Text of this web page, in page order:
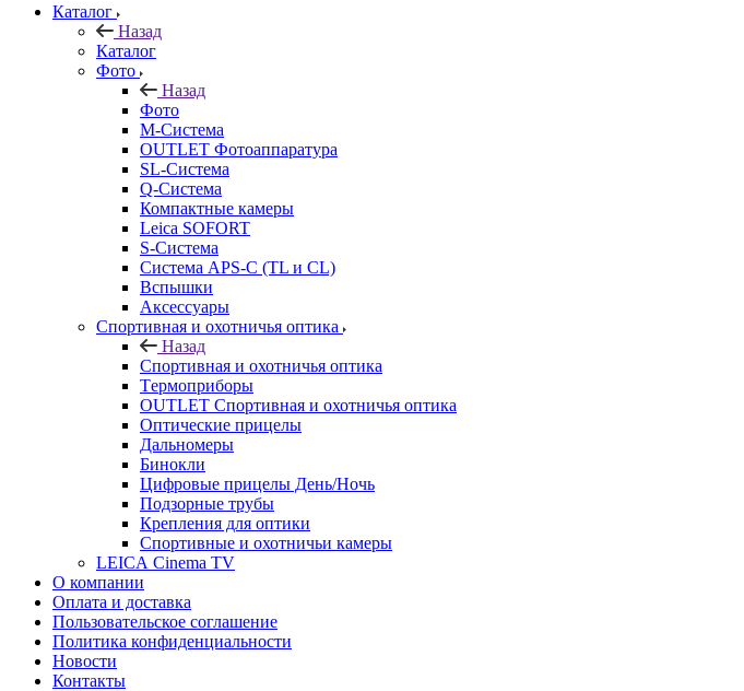
Каталог
Назад
Каталог
Фото
Назад
Фото
M-Система
OUTLET Фотоаппаратура
SL-Система
Q-Cистема
Компактные камеры
Leica SOFORT
S-Система
Система APS-C (TL и CL)
Вспышки
Аксессуары
Спортивная и охотничья оптика
Назад
Спортивная и охотничья оптика
Tермоприборы
OUTLET Спортивная и охотничья оптика
Оптические прицелы
Дальномеры
Бинокли
Цифровые прицелы День/Ночь
Подзорные трубы
Крепления для оптики
Спортивные и охотничьи камеры
LEICA Cinema TV
О компании
Оплата и доставка
Пользовательское соглашение
Политика конфиденциальности
Новости
Контакты